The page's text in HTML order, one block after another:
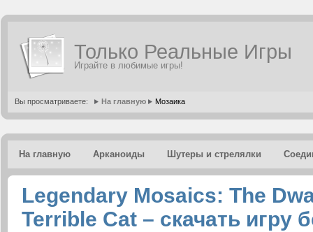
Только Реальные Игры
Играйте в любимые игры!
Вы просматриваете: На главную Мозаика
На главную Арканоиды Шутеры и стрелялки
Legendary Mosaics: The
Terrible Cat – скачать игру